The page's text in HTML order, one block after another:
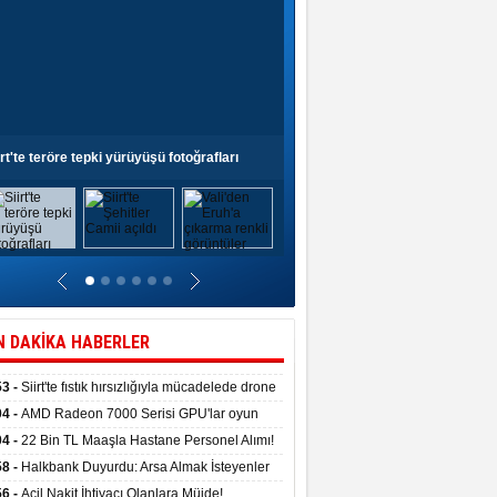
teröre tepki yürüyüşü fotoğrafları
DAKİKA HABERLER
- Siirt'te fıstık hırsızlığıyla mücadelede drone
- AMD Radeon 7000 Serisi GPU'lar oyun
fırtınalar estirdi
- 22 Bin TL Maaşla Hastane Personel Alımı!
Şartı, Mülakat Yok! İş Arayanlar İçin…
- Halkbank Duyurdu: Arsa Almak İsteyenler
Edin!
- Acil Nakit İhtiyacı Olanlara Müjde!